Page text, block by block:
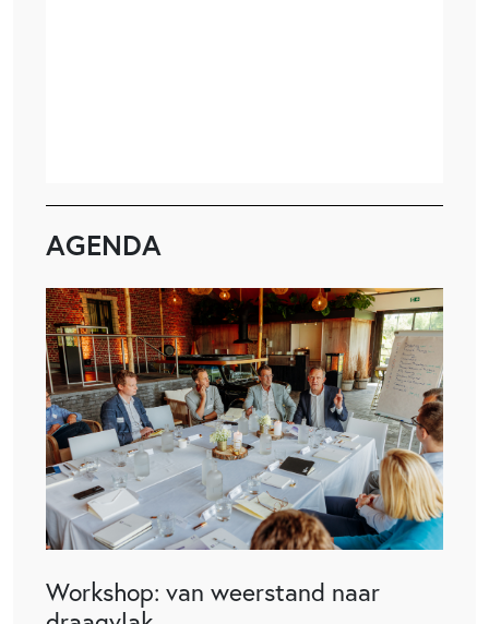
AGENDA
Workshop: van weerstand naar